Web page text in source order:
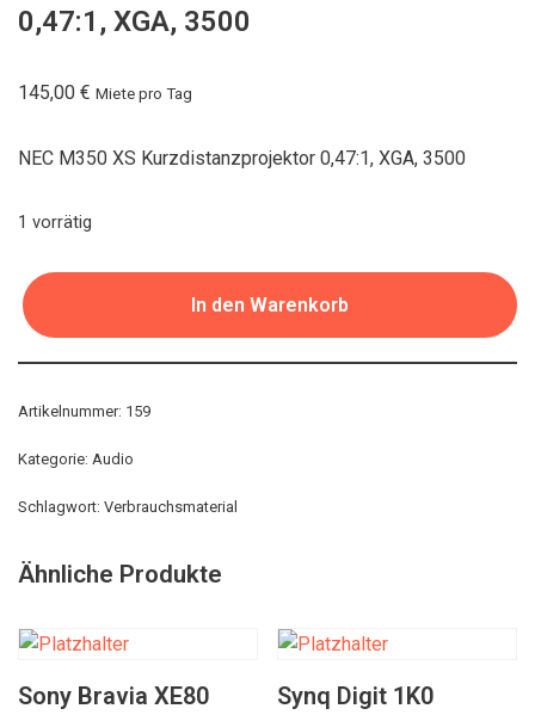
0,47:1, XGA, 3500
145,00 € Miete pro Tag
NEC M350 XS Kurzdistanzprojektor 0,47:1, XGA, 3500
1 vorrätig
In den Warenkorb
Artikelnummer: 159
Kategorie: Audio
Schlagwort: Verbrauchsmaterial
Ähnliche Produkte
Sony Bravia XE80 Synq Digit 1K0